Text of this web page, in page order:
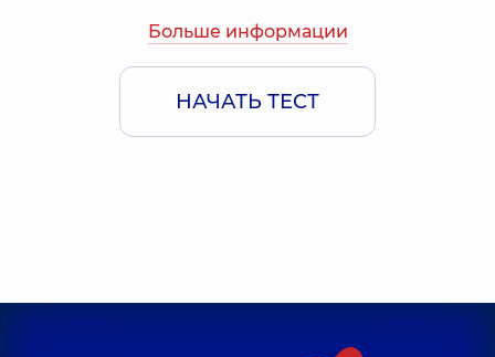
Больше информации
НАЧАТЬ ТЕСТ